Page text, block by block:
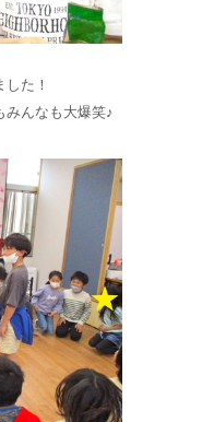
た！
みんなも大爆笑♪